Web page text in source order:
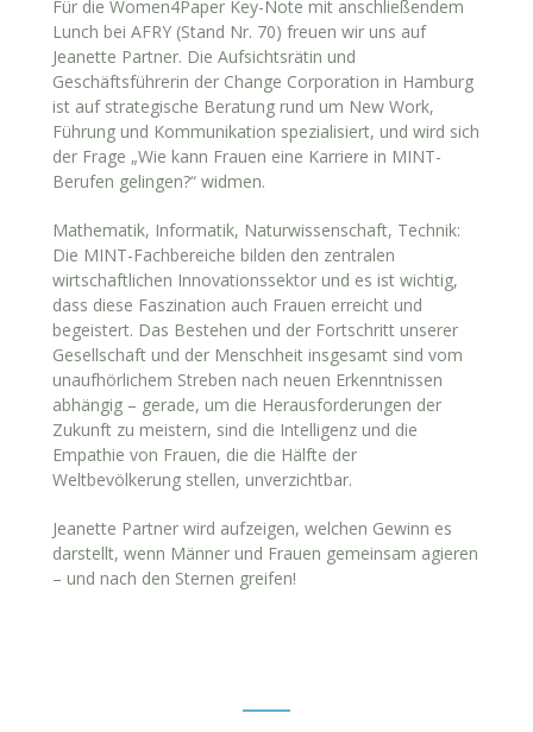
Für die Women4Paper Key-Note mit anschließendem
Lunch bei AFRY (Stand Nr. 70) freuen wir uns auf
Jeanette Partner. Die Aufsichtsrätin und
Geschäftsführerin der Change Corporation in Hamburg
ist auf strategische Beratung rund um New Work,
Führung und Kommunikation spezialisiert, und wird sich
der Frage „Wie kann Frauen eine Karriere in MINT-
Berufen gelingen?“ widmen.
Mathematik, Informatik, Naturwissenschaft, Technik:
Die MINT-Fachbereiche bilden den zentralen
wirtschaftlichen Innovationssektor und es ist wichtig,
dass diese Faszination auch Frauen erreicht und
begeistert. Das Bestehen und der Fortschritt unserer
Gesellschaft und der Menschheit insgesamt sind vom
unaufhörlichem Streben nach neuen Erkenntnissen
abhängig – gerade, um die Herausforderungen der
Zukunft zu meistern, sind die Intelligenz und die
Empathie von Frauen, die die Hälfte der
Weltbevölkerung stellen, unverzichtbar.
Jeanette Partner wird aufzeigen, welchen Gewinn es
darstellt, wenn Männer und Frauen gemeinsam agieren
– und nach den Sternen greifen!